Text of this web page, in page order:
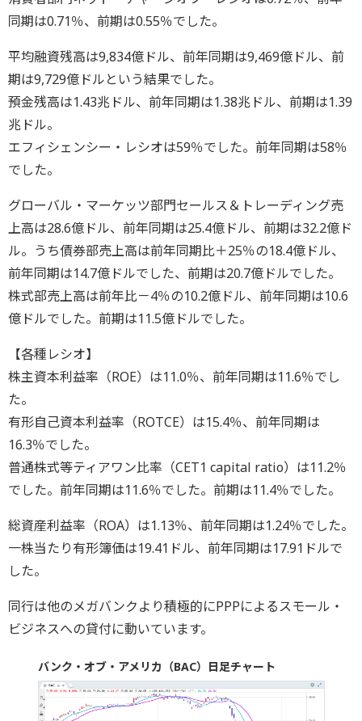
同期は0.71％、前期は0.55％でした。
平均融資残高は9,834億ドル、前年同期は9,469億ドル、前
期は9,729億ドルという結果でした。
預金残高は1.43兆ドル、前年同期は1.38兆ドル、前期は1.39
兆ドル。
エフィシェンシー・レシオは59％でした。前年同期は58％
でした。
グローバル・マーケッツ部門セールス＆トレーディング売
上高は28.6億ドル、前年同期は25.4億ドル、前期は32.2億ド
ル。うち債券部売上高は前年同期比＋25％の18.4億ドル、
前年同期は14.7億ドルでした、前期は20.7億ドルでした。
株式部売上高は前年比－4％の10.2億ドル、前年同期は10.6
億ドルでした。前期は11.5億ドルでした。
【各種レシオ】
株主資本利益率（ROE）は11.0％、前年同期は11.6％でし
た。
有形自己資本利益率（ROTCE）は15.4％、前年同期は
16.3％でした。
普通株式等ティアワン比率（CET1 capital ratio）は11.2％
でした。前年同期は11.6％でした。前期は11.4％でした。
総資産利益率（ROA）は1.13％、前年同期は1.24％でした。
一株当たり有形簿価は19.41ドル、前年同期は17.91ドルで
した。
同行は他のメガバンクより積極的にPPPによるスモール・
ビジネスへの貸付に動いています。
バンク・オブ・アメリカ（BAC）日足チャート